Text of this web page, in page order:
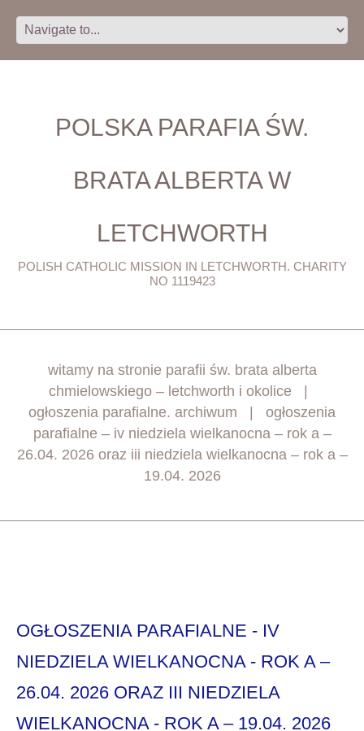
POLSKA PARAFIA ŚW.
BRATA ALBERTA W
LETCHWORTH
POLISH CATHOLIC MISSION IN LETCHWORTH. CHARITY
NO 1119423
witamy na stronie parafii św. brata alberta
chmielowskiego – letchworth i okolice
ogłoszenia parafialne. archiwum
ogłoszenia
parafialne – iv niedziela wielkanocna – rok a –
26.04. 2026 oraz iii niedziela wielkanocna – rok a –
19.04. 2026
OGŁOSZENIA PARAFIALNE - IV
NIEDZIELA WIELKANOCNA - ROK A –
26.04. 2026 ORAZ III NIEDZIELA
WIELKANOCNA - ROK A – 19.04. 2026